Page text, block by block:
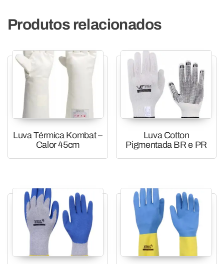
Produtos relacionados
Luva Térmica Kombat –
Calor 45cm
Luva Cotton
Pigmentada BR e PR